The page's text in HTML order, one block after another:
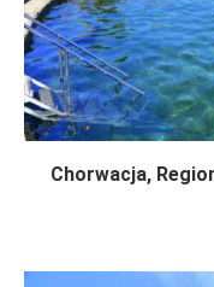
Chorwacja,